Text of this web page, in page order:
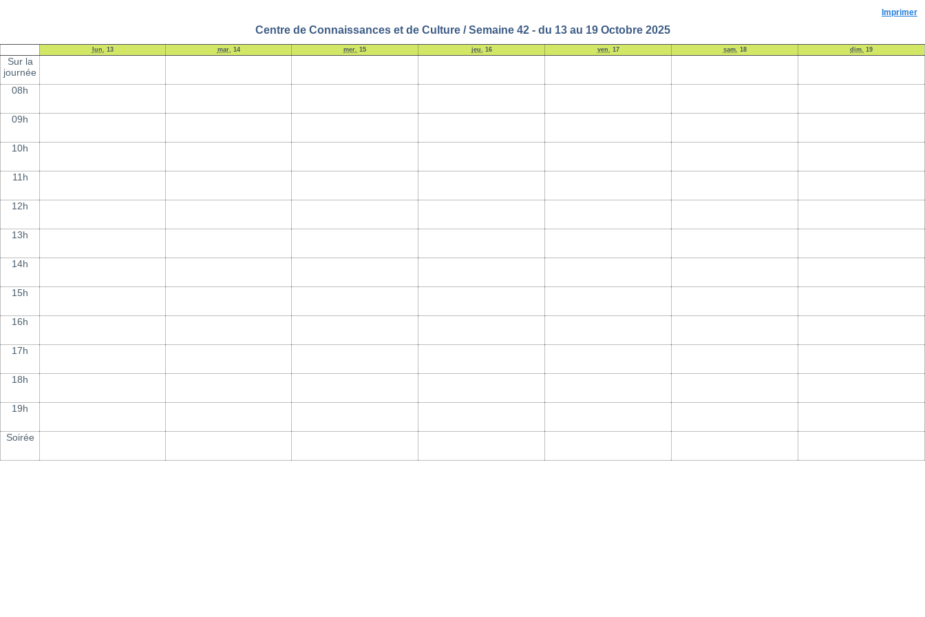
Imprimer
Centre de Connaissances et de Culture / Semaine 42 - du 13 au 19 Octobre 2025
lun. 13 mar. 14 mer. 15 jeu. 16 ven. 17 sam. 18 dim. 19
Sur la
journée
08h
09h
10h
11h
12h
13h
14h
15h
16h
17h
18h
19h
Soirée